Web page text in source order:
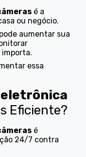
é a
ou negócio.
aumentar sua
essa
Eficiente?
é
24/7 contra